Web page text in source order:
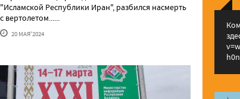
"Исламской Республики Иран", разбился насмерть
с вертолетом......
20 МАЯ'2024